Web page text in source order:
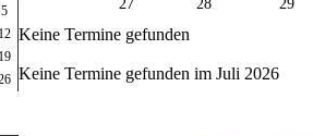
5
12
19
27 28 29
Keine Termine gefunden
Keine Termine gefunden im Juli 2026